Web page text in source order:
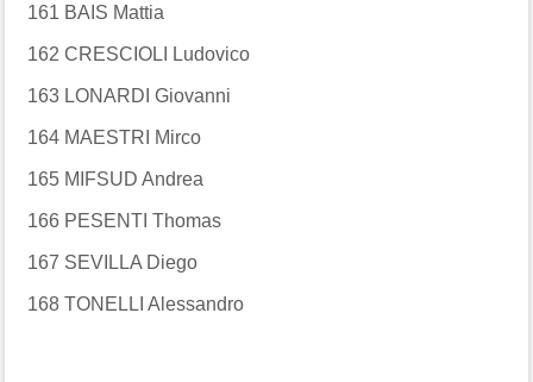
161 BAIS Mattia
162 CRESCIOLI Ludovico
163 LONARDI Giovanni
164 MAESTRI Mirco
165 MIFSUD Andrea
166 PESENTI Thomas
167 SEVILLA Diego
168 TONELLI Alessandro